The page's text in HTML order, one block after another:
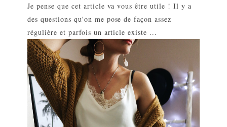
Je pense que cet article va vous être utile ! Il y a
des questions qu'on me pose de façon assez
régulière et parfois un article existe ...